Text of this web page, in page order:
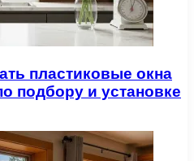
пластиковые окна
подбору и установке